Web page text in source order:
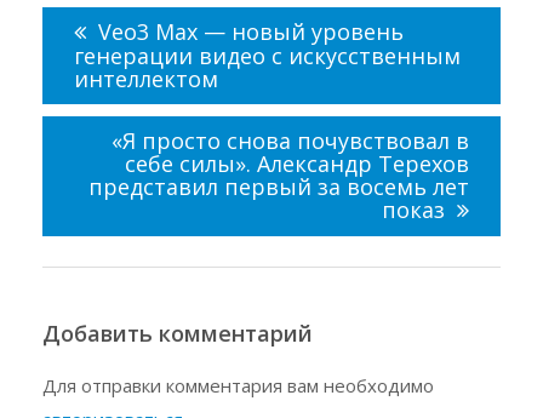
записям
Veo3 Max — новый уровень
генерации видео с искусственным
интеллектом
«Я просто снова почувствовал в
себе силы». Александр Терехов
представил первый за восемь лет
показ
Добавить комментарий
Для отправки комментария вам необходимо